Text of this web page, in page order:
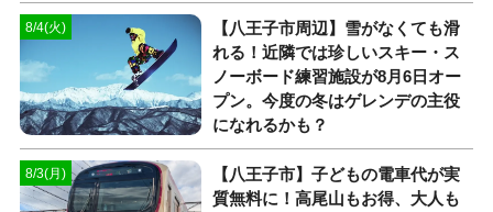
8/4(火)
【八王子市周辺】雪がなくても滑
れる！近隣では珍しいスキー・ス
ノーボード練習施設が8月6日オー
プン。今度の冬はゲレンデの主役
になれるかも？
8/3(月)
【八王子市】子どもの電車代が実
質無料に！高尾山もお得、大人も